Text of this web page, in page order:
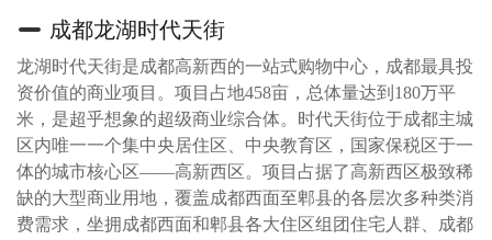
成都龙湖时代天街
龙湖时代天街是成都高新西的一站式购物中心，成都最具投
资价值的商业项目。项目占地458亩，总体量达到180万平
米，是超乎想象的超级商业综合体。时代天街位于成都主城
区内唯一一个集中央居住区、中央教育区，国家保税区于一
体的城市核心区——高新西区。项目占据了高新西区极致稀
缺的大型商业用地，覆盖成都西面至郫县的各层次多种类消
费需求，坐拥成都西面和郫县各大住区组团住宅人群、成都